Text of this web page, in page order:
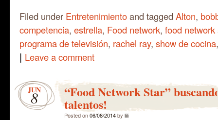
Filed under Entretenimientoand tagged Alton,
competencia, estrella, Food network, food network
programa de televisión, rachel ray, show de cocina
| Leave a comment
JUN
8 “Food Network Star”
talentos!
Posted on06/08/2014by lili